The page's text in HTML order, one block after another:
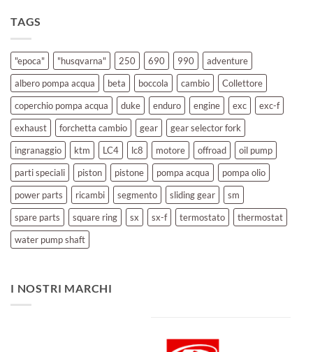
TAGS
"epoca" "husqvarna" 250 690 990
adventure
albero pompa acqua
beta boccola cambio
Collettore
coperchio pompa acqua
duke enduro engine exc
exc-f
exhaust
forchetta cambio gear
gear selector fork
ingranaggio
ktm LC4 lc8 motore offroad
oil pump
parti speciali
piston pistone pompa acqua
pompa olio
power parts
ricambi segmento sliding gear
sm
spare parts
square ring sx sx-f termostato
thermostat
water pump shaft
I NOSTRI MARCHI